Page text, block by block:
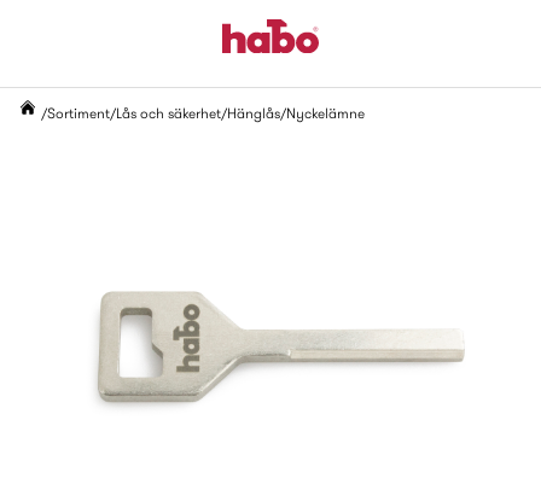
Sortiment Lås och säkerhet Hänglås Nyckelämne